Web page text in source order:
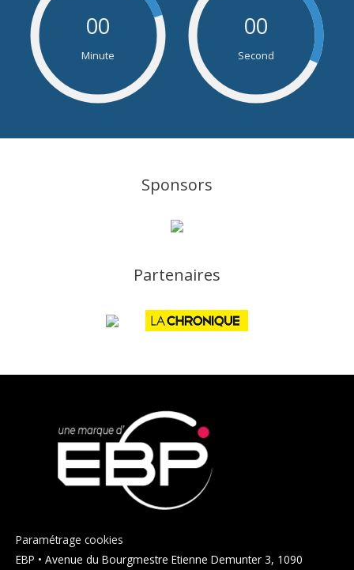
00
Minute
00
Second
Sponsors
Partenaires
Paramétrage cookies
EBP • Avenue du Bourgmestre Etienne Demunter 3, 1090